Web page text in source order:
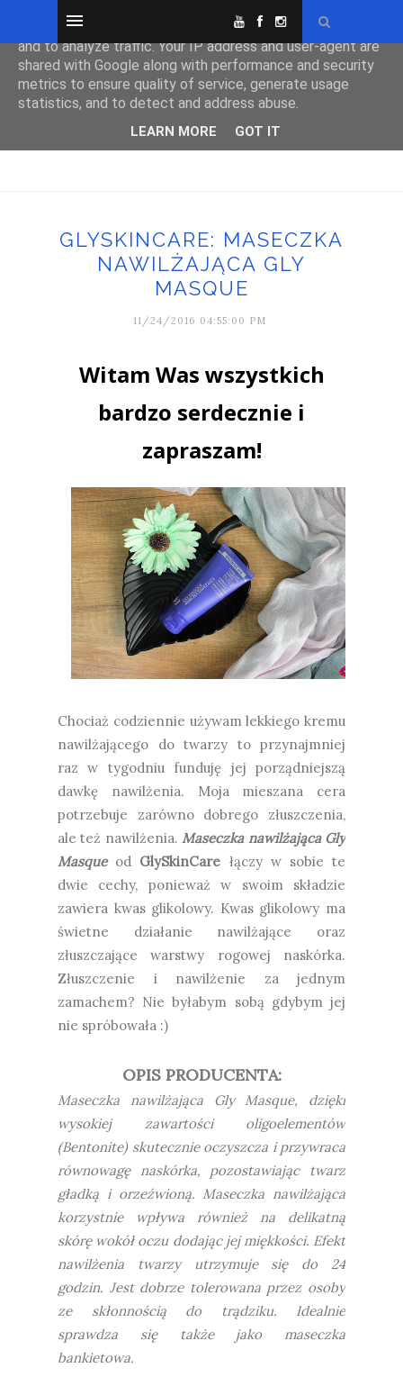
GLYSKINCARE: MASECZKA
NAWILŻAJĄCA GLY
MASQUE
11/24/2016 04:55:00 PM
Witam Was wszystkich
bardzo serdecznie i
zapraszam!
Chociaż codziennie używam lekkiego kremu
nawilżającego do twarzy to przynajmniej
raz w tygodniu funduję jej porządniejszą
dawkę nawilżenia. Moja mieszana cera
potrzebuje zarówno dobrego złuszczenia,
ale też nawilżenia.Maseczka nawilżająca Gly
Masqueod GlySkinCare łączy w sobie te
dwie cechy, ponieważ w swoim składzie
zawiera kwas glikolowy. Kwas glikolowy ma
świetne działanie nawilżające oraz
złuszczające warstwy rogowej naskórka.
Złuszczenie i nawilżenie za jednym
zamachem? Nie byłabym sobą gdybym jej
nie spróbowała :)
OPIS PRODUCENTA:
Maseczka nawilżająca Gly Masque, dzięki
wysokiej zawartości oligoelementów
(Bentonite) skutecznie oczyszcza i przywraca
równowagę naskórka, pozostawiając twarz
gładką i orzeźwioną. Maseczka nawilżająca
korzystnie wpływa również na delikatną
skórę wokół oczu dodając jej miękkości. Efekt
nawilżenia twarzy utrzymuje się do 24
godzin. Jest dobrze tolerowana przez osoby
ze skłonnością do trądziku. Idealnie
sprawdza się także jako maseczka
bankietowa.
This site uses cookies from Google to deliver its services
and to analyze traffic. Your IP address and user-agent are
shared with Google along with performance and security
metrics to ensure quality of service, generate usage
statistics, and to detect and address abuse.
LEARN MORE GOT IT